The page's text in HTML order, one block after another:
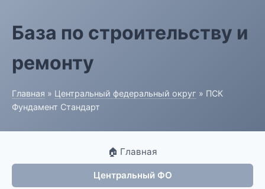
База по строительству и
ремонту
Главная » Центральный федеральный округ » ПСК
Фундамент Стандарт
🏠 Главная
Центральный ФО